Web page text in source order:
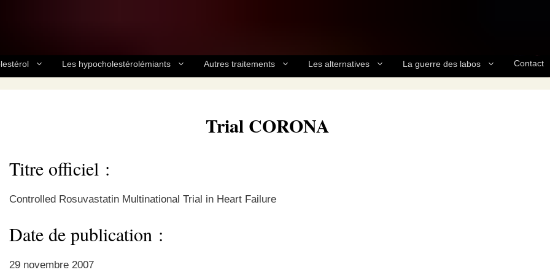
Les hypocholestérolémiants Autres traitements Les alternatives La guerre des labos Contact
Trial CORONA
Titre officiel :
Controlled Rosuvastatin Multinational Trial in Heart Failure
Date de publication :
29 novembre 2007